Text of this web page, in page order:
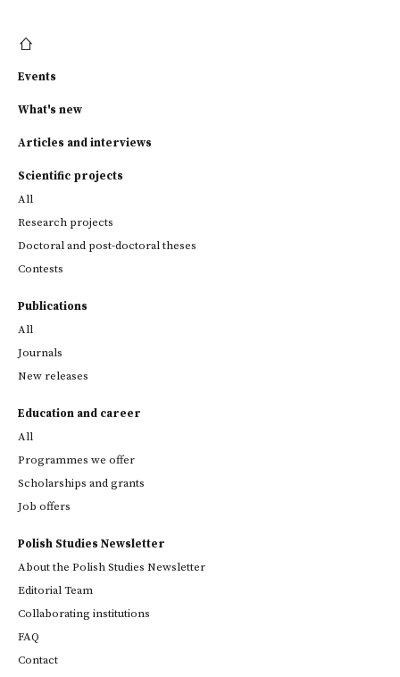
Events
What's new
Articles and interviews
Scientific projects
All
Research projects
Doctoral and post-doctoral theses
Contests
Publications
All
Journals
New releases
Education and career
All
Programmes we offer
Scholarships and grants
Job offers
Polish Studies Newsletter
About the Polish Studies Newsletter
Editorial Team
Collaborating institutions
FAQ
Contact